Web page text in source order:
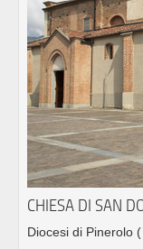
CHIESA DI SAN
Diocesi di Pinerolo